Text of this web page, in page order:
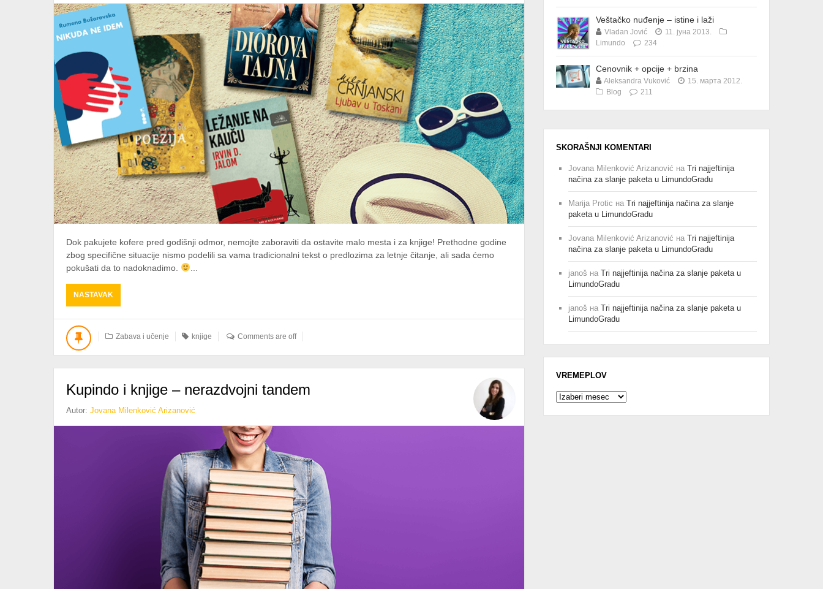
Dok pakujete kofere pred godišnji odmor, nemojte zaboraviti da ostavite malo mesta i za knjige! Prethodne godine
zbog specifične situacije nismo podelili sa vama tradicionalni tekst o predlozima za letnje čitanje, ali sada ćemo
pokušati da to nadoknadimo.
NASTAVAK
PREDLOZI
ZA
OVOG
Zabava i učenje knjige Comments are off
Kupindo i knjige – nerazdvojni tandem
Autor: Jovana Milenković Arizanović
Veštačko nuđenje – istine i laži
Vladan Jović
11. јуна 2013.
Limundo
234
Cenovnik + opcije + brzina
Aleksandra Vuković
15. марта 2012.
Blog
211
SKORAŠNJI KOMENTARI
Jovana Milenković Arizanović наTri najjeftinija
načina za slanje paketa u LimundoGradu
Marija Protic наTri najjeftinija načina za slanje
paketa u LimundoGradu
Jovana Milenković Arizanović наTri najjeftinija
načina za slanje paketa u LimundoGradu
janoš наTri najjeftinija načina za slanje paketa u
LimundoGradu
janoš наTri najjeftinija načina za slanje paketa u
LimundoGradu
VREMEPLOV
Vremeplov